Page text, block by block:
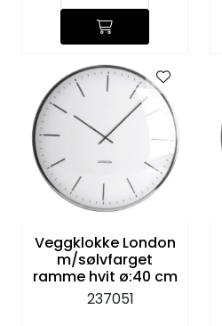
Veggklokke London
m/sølvfarget
ramme hvit ø:40 cm
237051